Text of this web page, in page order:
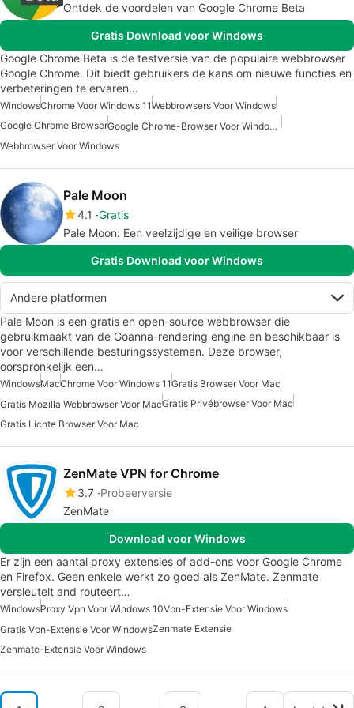
Ontdek de voordelen van Google Chrome Beta
Gratis Download voor Windows
Google Chrome Beta is de testversie van de populaire webbrowser
Google Chrome. Dit biedt gebruikers de kans om nieuwe functies en
verbeteringen te ervaren…
WindowsChrome Voor Windows 11Webbrowsers Voor Windows
Google Chrome Browser
Google Chrome-Browser Voor Windows
Webbrowser Voor Windows
Pale Moon
4.1 Gratis
Pale Moon: Een veelzijdige en veilige browser
Gratis Download voor Windows
Andere platformen
Pale Moon is een gratis en open-source webbrowser die
gebruikmaakt van de Goanna-rendering engine en beschikbaar is
voor verschillende besturingssystemen. Deze browser,
oorspronkelijk een…
WindowsMacChrome Voor Windows 11Gratis Browser Voor Mac
Gratis Mozilla Webbrowser Voor MacGratis Privébrowser Voor Mac
Gratis Lichte Browser Voor Mac
ZenMate VPN for Chrome
3.7 Probeerversie
ZenMate
Download voor Windows
Er zijn een aantal proxy extensies of add-ons voor Google Chrome
en Firefox. Geen enkele werkt zo goed als ZenMate. Zenmate
versleutelt and routeert…
WindowsProxy Vpn Voor Windows 10Vpn-Extensie Voor Windows
Gratis Vpn-Extensie Voor WindowsZenmate Extensie
Zenmate-Extensie Voor Windows